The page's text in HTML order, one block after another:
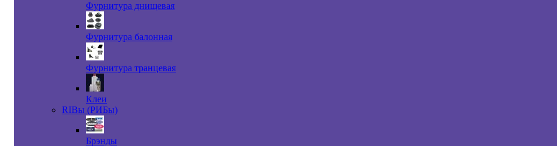
Фурнитура днищевая
Фурнитура балонная
Фурнитура транцевая
Клеи
RIBы (РИБы)
Брэнды